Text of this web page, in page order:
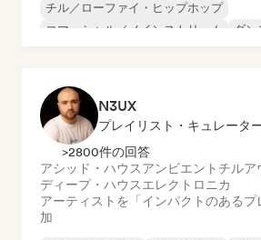
チル／ローファイ・ヒップホップ
コマーシャル／メインストリーム
ダ
N3UX
プレイリスト・キュレータ
>2800件の回答
アシッド・ハウスアンビエント チルア
ディープ・ハウスエレクトロニカ
アーティストを「インパクトのあるプ
加